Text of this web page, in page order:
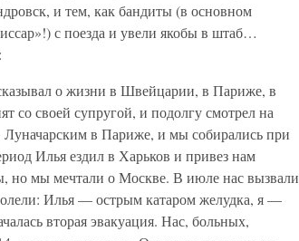
и тем, как бандиты (в основном
с поезда и увели якобы в штаб…
о жизни в Швейцарии, в Париже, в
со своей супругой, и подолгу смотрел на
в Париже, и мы собирались при
Илья ездил в Харьков и привез нам
но мы мечтали о Москве. В июле нас вызвали
Илья — острым катаром желудка, я —
вторая эвакуация. Нас, больных,